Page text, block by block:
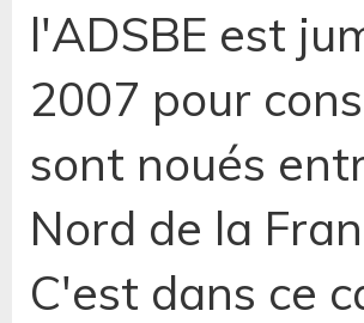
l'ADSBE est
2007 pour
sont noués
Nord de la
C'est dans ce